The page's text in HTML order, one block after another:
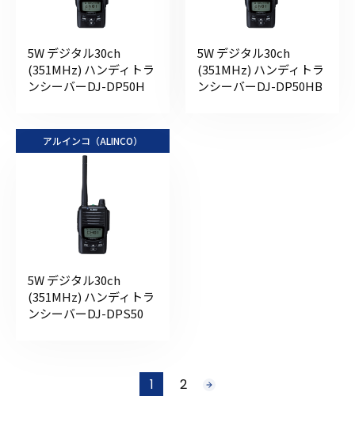
5W デジタル30ch
(351MHz) ハンディトラ
ンシーバーDJ-DP50H
5W デジタル30ch
(351MHz) ハンディトラ
ンシーバーDJ-DP50HB
アルインコ（ALINCO）
5W デジタル30ch
(351MHz) ハンディトラ
ンシーバーDJ-DPS50
1 2 次